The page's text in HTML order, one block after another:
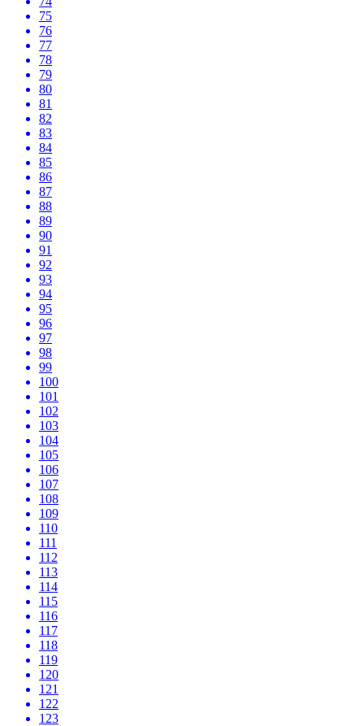
75
76
77
78
79
80
81
82
83
84
85
86
87
88
89
90
91
92
93
94
95
96
97
98
99
100
101
102
103
104
105
106
107
108
109
110
111
112
113
114
115
116
117
118
119
120
121
122
123